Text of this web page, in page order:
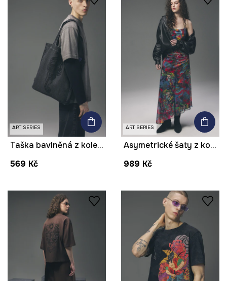
ART SERIES
Taška bavlněná z kolekce Tattoo Art by Marcel Ustowski (MUS TATTOO)
569 Kč
ART SERIES
Asymetrické šaty z kolekce Tattoo Art by Tuan Nguyen
989 Kč